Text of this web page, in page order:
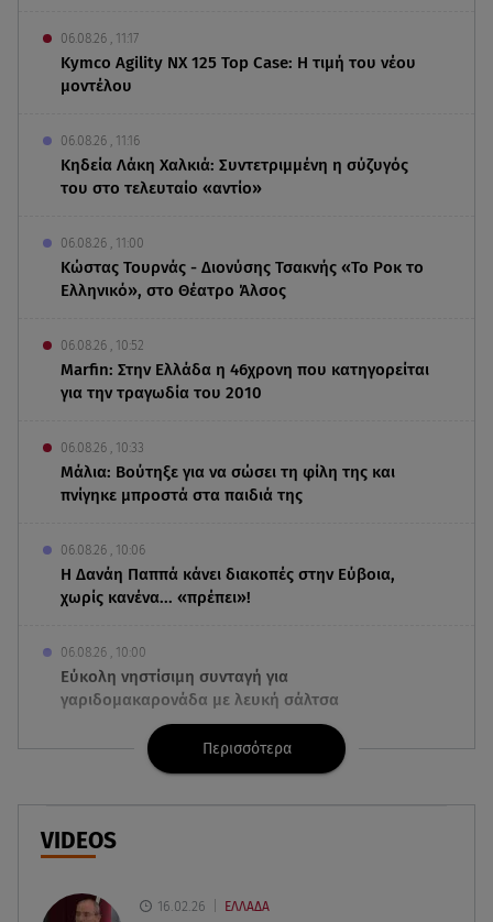
06.08.26 , 11:17
Kymco Agility NX 125 Τοp Case: Η τιμή του νέου
μοντέλου
06.08.26 , 11:16
Κηδεία Λάκη Χαλκιά: Συντετριμμένη η σύζυγός
του στο τελευταίο «αντίο»
06.08.26 , 11:00
Κώστας Τουρνάς - Διονύσης Τσακνής «Το Ροκ το
Ελληνικό», στο Θέατρο Άλσος
06.08.26 , 10:52
Marfin: Στην Ελλάδα η 46χρονη που κατηγορείται
για την τραγωδία του 2010
06.08.26 , 10:33
Μάλια: Βούτηξε για να σώσει τη φίλη της και
πνίγηκε μπροστά στα παιδιά της
06.08.26 , 10:06
Η Δανάη Παππά κάνει διακοπές στην Εύβοια,
χωρίς κανένα... «πρέπει»!
06.08.26 , 10:00
Eύκολη νηστίσιμη συνταγή για
γαριδομακαρονάδα με λευκή σάλτσα
Η Ελένη Μενεγάκη στο Φισκάρδο! Το look και η
βεντάλια που δεν αποχωρίστηκε
06.08.26 , 09:17
διακοπές τους στη Μύκονο
Περισσότερα
VIDEOS
16.02.26 ΕΛΛΑΔΑ